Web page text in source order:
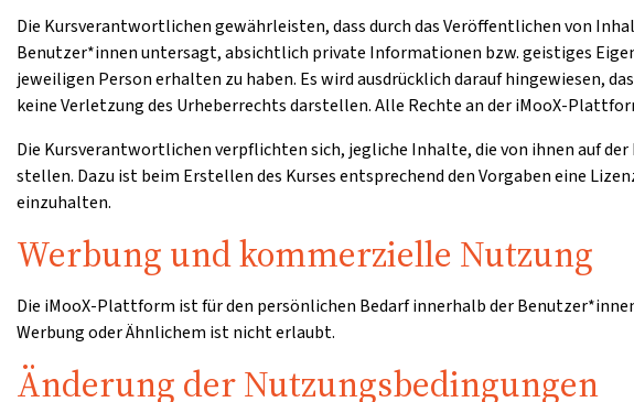
Die Kursverantwortlichen gewährleisten, dass durch das Veröffentlichen von
Benutzer*innen untersagt, absichtlich private Informationen bzw. geistiges
jeweiligen Person erhalten zu haben. Es wird ausdrücklich darauf hingewiesen,
keine Verletzung des Urheberrechts darstellen. Alle Rechte an der iMooX-
Die Kursverantwortlichen verpflichten sich, jegliche Inhalte, die von ihnen auf
stellen. Dazu ist beim Erstellen des Kurses entsprechend den Vorgaben eine
einzuhalten.
Werbung und kommerzielle Nutzung
Die iMooX-Plattform ist für den persönlichen Bedarf innerhalb der
Werbung oder Ähnlichem ist nicht erlaubt.
Änderung der Nutzungsbedingungen